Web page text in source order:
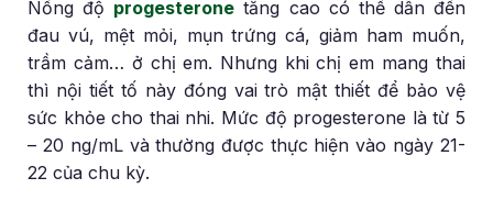
Nồng độ progesterone tăng cao có thể dẫn đến
đau vú, mệt mỏi, mụn trứng cá, giảm ham muốn,
trầm cảm… ở chị em. Nhưng khi chị em mang thai
thì nội tiết tố này đóng vai trò mật thiết để bảo vệ
sức khỏe cho thai nhi. Mức độ progesterone là từ 5
– 20 ng/mL và thường được thực hiện vào ngày 21-
22 của chu kỳ.